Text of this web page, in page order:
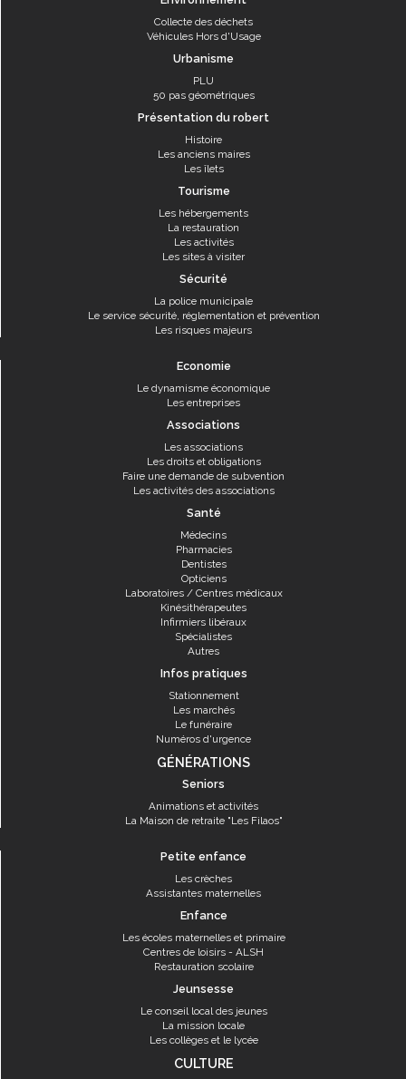
Collecte des déchets
Véhicules Hors d'Usage
Urbanisme
PLU
50 pas géométriques
Présentation du robert
Histoire
Les anciens maires
Les îlets
Tourisme
Les hébergements
La restauration
Les activités
Les sites à visiter
Sécurité
La police municipale
Le service sécurité, réglementation et prévention
Les risques majeurs
Economie
Le dynamisme économique
Les entreprises
Associations
Les associations
Les droits et obligations
Faire une demande de subvention
Les activités des associations
Santé
Médecins
Pharmacies
Dentistes
Opticiens
Laboratoires / Centres médicaux
Kinésithérapeutes
Infirmiers libéraux
Spécialistes
Autres
Infos pratiques
Stationnement
Les marchés
Le funéraire
Numéros d'urgence
GÉNÉRATIONS
Seniors
Animations et activités
La Maison de retraite "Les Filaos"
Petite enfance
Les crèches
Assistantes maternelles
Enfance
Les écoles maternelles et primaire
Centres de loisirs - ALSH
Restauration scolaire
Jeunsesse
Le conseil local des jeunes
La mission locale
Les collèges et le lycée
CULTURE